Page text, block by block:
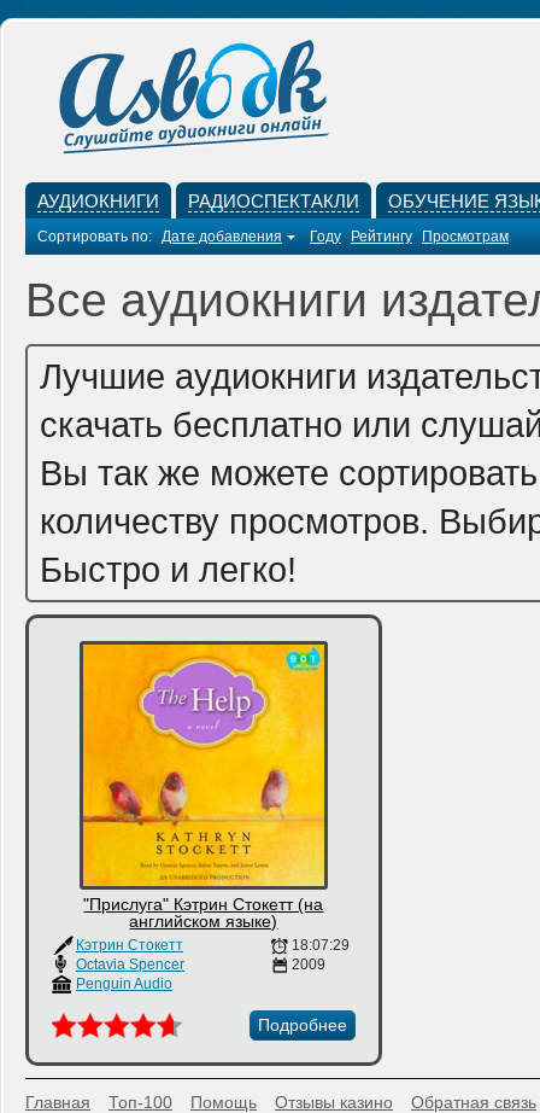
АУДИОКНИГИ РАДИОСПЕКТАКЛИ ОБУЧЕНИЕ
Сортировать по: Дате добавления Году Рейтингу Просмотрам
Все аудиокниги
Лучшие аудиокниги
скачать бесплатно или
Вы так же можете
количеству просмотров.
Быстро и легко!
"Прислуга" Кэтрин Стокетт (на
английском языке)
Кэтрин Стокетт
Octavia Spencer
Penguin Audio
18:07:29
2009
Подробнее
Главная Топ-100 Помощь Отзывы казино Обратная связь